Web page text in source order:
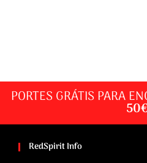
PORTES GRÁTIS PARA
RedSpirit Info